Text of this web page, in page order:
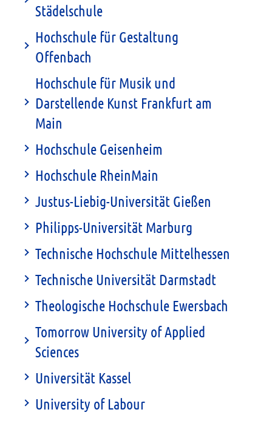
Städelschule
Hochschule für Gestaltung
Offenbach
Hochschule für Musik und
Darstellende Kunst Frankfurt am
Main
Hochschule Geisenheim
Hochschule RheinMain
Justus-Liebig-Universität Gießen
Philipps-Universität Marburg
Technische Hochschule Mittelhessen
Technische Universität Darmstadt
Theologische Hochschule Ewersbach
Tomorrow University of Applied
Sciences
Universität Kassel
University of Labour